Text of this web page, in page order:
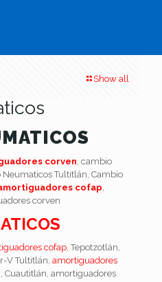
Show all
corven, cambio
Tultitlán, Cambio
cofap,
corven
cofap, Tepotzotlán,
V Tultitlán, amortiguadores
, Cuautitlán, amortiguadores